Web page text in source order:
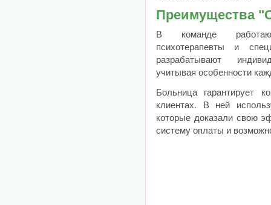
Преимущества
В команде
психотерапевты и
разрабатывают
учитывая особенности
Больница гарантирует
клиентах. В ней
которые доказали свою
систему оплаты и